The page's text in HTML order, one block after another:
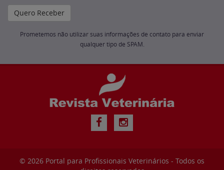
Prometemos não utilizar suas informações de contato para enviar
qualquer tipo de SPAM.
© 2026 Portal para Profissionais Veterinários - Todos os